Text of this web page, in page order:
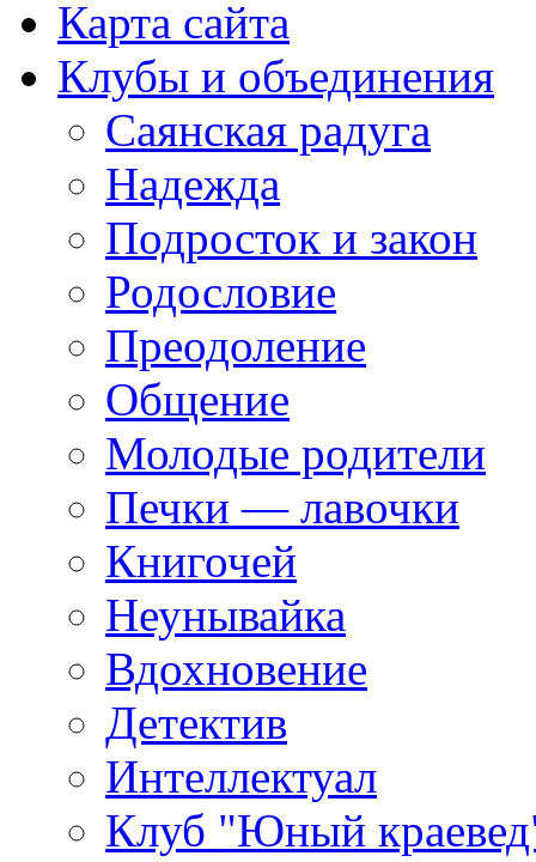
Карта сайта
Клубы и объединения
Саянская радуга
Надежда
Подросток и закон
Родословие
Преодоление
Общение
Молодые родители
Печки — лавочки
Книгочей
Неунывайка
Вдохновение
Детектив
Интеллектуал
Клуб "Юный